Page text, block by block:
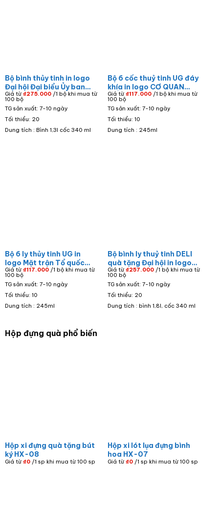
Bộ bình thủy tinh in logo
Đại hội Đại biểu Ủy ban
MTTQ xã Đức Long màu
vàng dáng trụ BBTT-02
Giá từ ₫275.000/1 bộ khi mua từ
100 bộ
TG sản xuất: 7-10 ngày
Tối thiểu: 20
Dung tích : Bình 1,3l cốc 340 ml
Bộ 6 cốc thuỷ tinh UG đáy
khía in logo CƠ QUAN
ĐIỀU TRA HÌNH SỰ KHU
KHU VỰC 3/QC PKKQ làm
quà tặng dáng trụ 245ml
LTT-81
Giá từ₫117.000 /1 bộ khi mua từ
100 bộ
TG sản xuất: 7-10 ngày
Tối thiểu: 10
Dung tích : 245ml
Bộ 6 ly thủy tinh UG in
logo Mặt trận Tổ quốc
Việt Nam dáng trụ đáy
khía LTT-78
Giá từ ₫117.000/1 bộ khi mua từ
100 bộ
TG sản xuất: 7-10 ngày
Tối thiểu: 10
Dung tích : 245ml
Bộ bình ly thuỷ tinh DELI
quà tặng Đại hội in logo
Ủy ban MTTQ Việt Nam
màu xám BBTT-07
Giá từ₫257.000 /1 bộ khi mua từ
100 bộ
TG sản xuất: 7-10 ngày
Tối thiểu: 20
Dung tích : bình 1,8l, cốc 340 ml
Hộp đựng quà phổ biến
Hộp xi đựng quà tặng bút
ký HX-08
Giá từ ₫0/1 sp khi mua từ 100 sp
Hộp xi lót lụa đựng bình
hoa HX-07
Giá từ₫0 /1 sp khi mua từ 100 sp